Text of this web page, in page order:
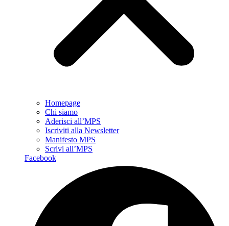
Homepage
Chi siamo
Aderisci all’MPS
Iscriviti alla Newsletter
Manifesto MPS
Scrivi all’MPS
Facebook